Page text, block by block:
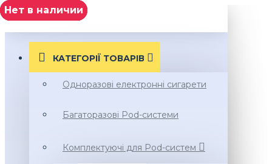
МЕНЮ
КАТЕГОРІЇ ТОВАРIВ
Одноразові електронні сигарети
Багаторазові Pod-системи
Комплектуючі для Pod-систем
Нет в наличии
Нет в наличии
Нет в наличии
Нет в наличии
Нет в наличии